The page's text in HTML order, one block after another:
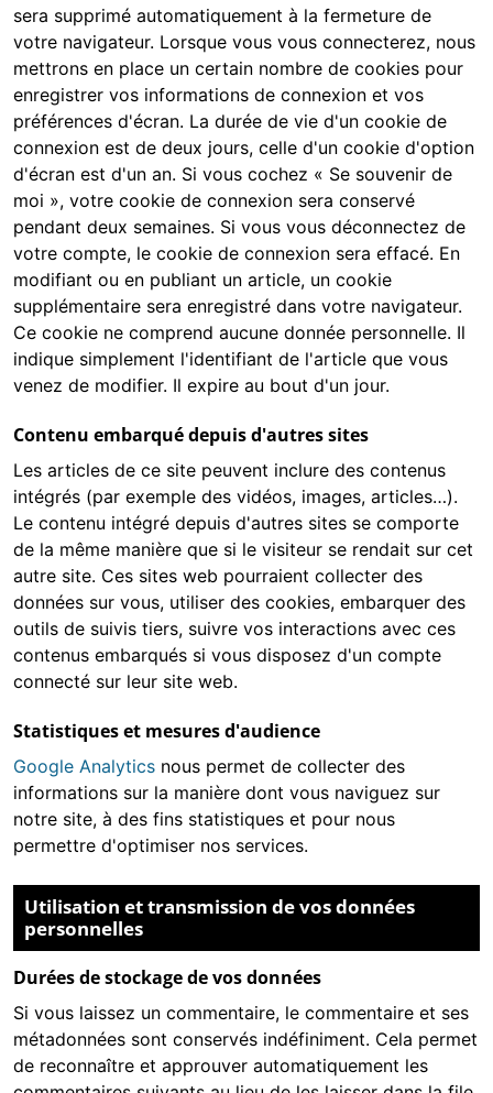
sera supprimé automatiquement à la fermeture de
votre navigateur. Lorsque vous vous connecterez, nous
mettrons en place un certain nombre de cookies pour
enregistrer vos informations de connexion et vos
préférences d'écran. La durée de vie d'un cookie de
connexion est de deux jours, celle d'un cookie d'option
d'écran est d'un an. Si vous cochez « Se souvenir de
moi », votre cookie de connexion sera conservé
pendant deux semaines. Si vous vous déconnectez de
votre compte, le cookie de connexion sera effacé. En
modifiant ou en publiant un article, un cookie
supplémentaire sera enregistré dans votre navigateur.
Ce cookie ne comprend aucune donnée personnelle. Il
indique simplement l'identifiant de l'article que vous
venez de modifier. Il expire au bout d'un jour.
Contenu embarqué depuis d'autres sites
Les articles de ce site peuvent inclure des contenus
intégrés (par exemple des vidéos, images, articles…).
Le contenu intégré depuis d'autres sites se comporte
de la même manière que si le visiteur se rendait sur cet
autre site. Ces sites web pourraient collecter des
données sur vous, utiliser des cookies, embarquer des
outils de suivis tiers, suivre vos interactions avec ces
contenus embarqués si vous disposez d'un compte
connecté sur leur site web.
Statistiques et mesures d'audience
Google Analytics nous permet de collecter des
informations sur la manière dont vous naviguez sur
notre site, à des fins statistiques et pour nous
permettre d'optimiser nos services.
Utilisation et transmission de vos données
personnelles
Durées de stockage de vos données
Si vous laissez un commentaire, le commentaire et ses
métadonnées sont conservés indéfiniment. Cela permet
de reconnaître et approuver automatiquement les